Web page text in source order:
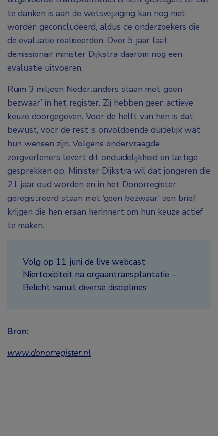
te danken is aan de wetswijziging kan nog niet
worden geconcludeerd, aldus de onderzoekers die
de evaluatie realiseerden. Over 5 jaar laat
demissionair minister Dijkstra daarom nog een
evaluatie uitvoeren.
Ruim 3 miljoen Nederlanders staan met ‘geen
bezwaar’ in het register. Zij hebben geen actieve
keuze doorgegeven. Voor de helft van hen is dat
bewust, voor de rest is onvoldoende duidelijk wat
hun wensen zijn. Volgens ondervraagde
zorgverleners levert dit onduidelijkheid en lastige
gesprekken op. Minister Dijkstra wil dat jongeren die
21 jaar oud worden en in het Donorregister
geregistreerd staan met ‘geen bezwaar’ een brief
krijgen die hen eraan herinnert om hun keuze actief
te maken.
Volg op 11 juni de live webcast
Niertoxiciteit na orgaantransplantatie –
Belicht vanuit diverse disciplines
Bron:
www.donorregister.nl